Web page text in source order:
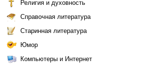
Религия и духовность
Справочная литература
Старинная литература
Юмор
Компьютеры и Интернет